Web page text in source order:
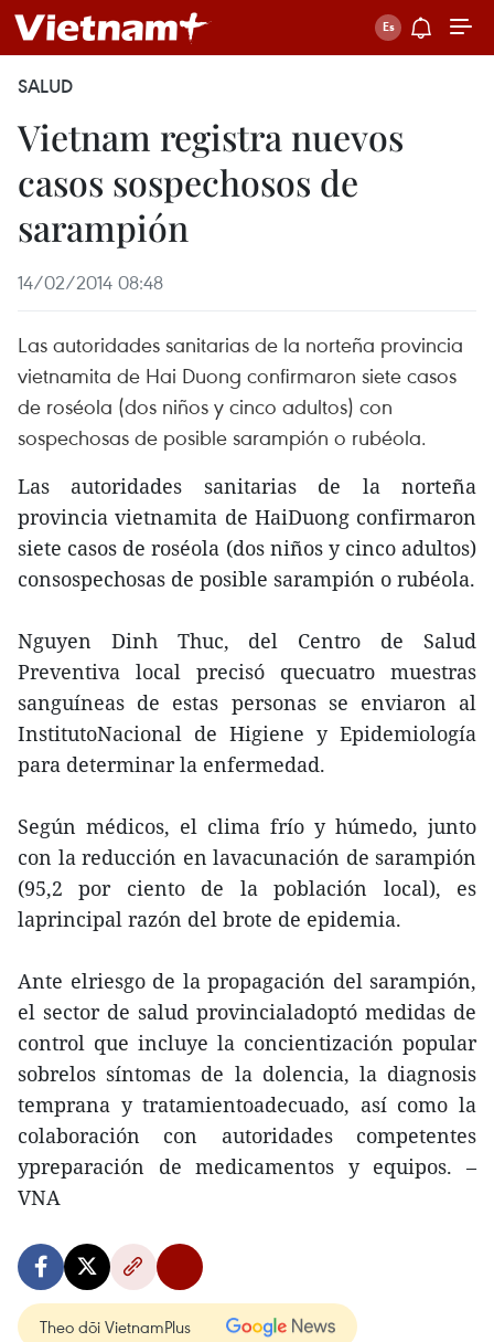
SALUD
Vietnam registra nuevos
casos sospechosos de
sarampión
14/02/2014 08:48
Las autoridades sanitarias de la norteña provincia
vietnamita de Hai Duong confirmaron siete casos
de roséola (dos niños y cinco adultos) con
sospechosas de posible sarampión o rubéola.
Las autoridades sanitarias de la norteña
provincia vietnamita de HaiDuong confirmaron
siete casos de roséola (dos niños y cinco adultos)
consospechosas de posible sarampión o rubéola.
Nguyen Dinh Thuc, del Centro de Salud
Preventiva local precisó quecuatro muestras
sanguíneas de estas personas se enviaron al
InstitutoNacional de Higiene y Epidemiología
para determinar la enfermedad.
Según médicos, el clima frío y húmedo, junto
con la reducción en lavacunación de sarampión
(95,2 por ciento de la población local), es
laprincipal razón del brote de epidemia.
Ante elriesgo de la propagación del sarampión,
el sector de salud provincialadoptó medidas de
control que incluye la concientización popular
sobrelos síntomas de la dolencia, la diagnosis
temprana y tratamientoadecuado, así como la
colaboración con autoridades competentes
ypreparación de medicamentos y equipos. –
VNA
Theo dõi VietnamPlus